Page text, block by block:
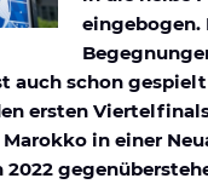
eingebogen.
auch schon
ersten
in einer
2022